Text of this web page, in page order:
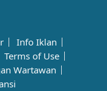
Info Iklan
Terms of Use
Wartawan